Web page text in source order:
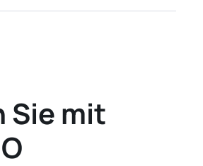
Sie mit